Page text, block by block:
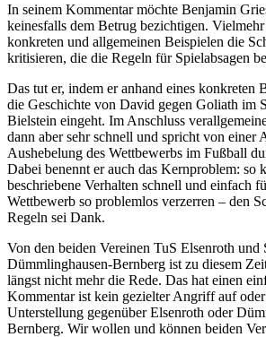
In seinem Kommentar möchte Benjamin
keinesfalls dem Betrug bezichtigen.
konkreten und allgemeinen Beispielen die
kritisieren, die die Regeln für Spielabsagen
Das tut er, indem er anhand eines konkreten
die Geschichte von David gegen Goliath im
Bielstein eingeht. Im Anschluss
dann aber sehr schnell und spricht von einer
Aushebelung des Wettbewerbs im Fußball
Dabei benennt er auch das Kernproblem: so
beschriebene Verhalten schnell und einfach
Wettbewerb so problemlos verzerren – den
Regeln sei Dank.
Von den beiden Vereinen TuS Elsenroth und
Dümmlinghausen-Bernberg ist zu diesem
längst nicht mehr die Rede. Das hat einen
Kommentar ist kein gezielter Angriff auf
Unterstellung gegenüber Elsenroth oder
Bernberg. Wir wollen und können beiden